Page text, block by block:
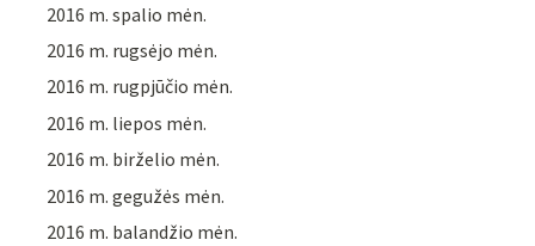
2016 m. spalio mėn.
2016 m. rugsėjo mėn.
2016 m. rugpjūčio mėn.
2016 m. liepos mėn.
2016 m. birželio mėn.
2016 m. gegužės mėn.
2016 m. balandžio mėn.